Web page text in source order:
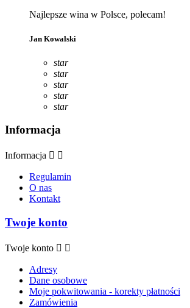
Najlepsze wina w Polsce, polecam!
Jan Kowalski
star
star
star
star
star
Informacja
Informacja  
Regulamin
O nas
Kontakt
Twoje konto
Twoje konto  
Adresy
Dane osobowe
Moje pokwitowania - korekty płatności
Zamówienia